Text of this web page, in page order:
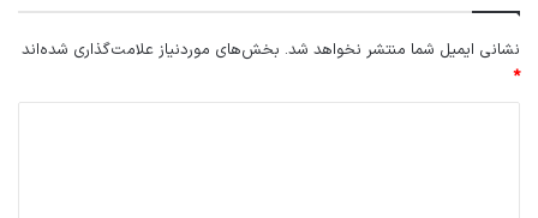
نشانی ایمیل شما منتشر نخواهد شد. بخش‌های موردنیاز علامت‌گذاری شده‌اند
*